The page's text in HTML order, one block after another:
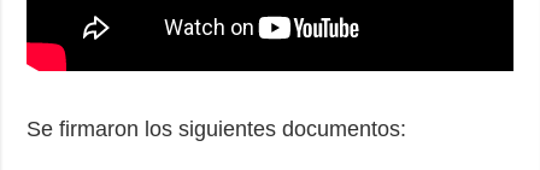
Se firmaron los siguientes documentos: